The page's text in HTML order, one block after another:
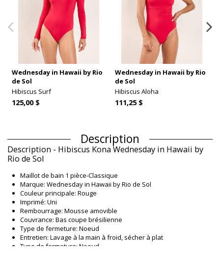
Wednesday in Hawaii by Rio
de Sol
Hibiscus Surf
125,00 $
Wednesday in Hawaii by Rio
de Sol
Hibiscus Aloha
111,25 $
Description
Description - Hibiscus Kona Wednesday in Hawaii by
Rio de Sol
Maillot de bain 1 pièce-Classique
Marque: Wednesday in Hawaii by Rio de Sol
Couleur principale: Rouge
Imprimé: Uni
Rembourrage: Mousse amovible
Couvrance: Bas coupe brésilienne
Type de fermeture: Noeud
Entretien: Lavage à la main à froid, sécher à plat
Type de fermeture: Noeud